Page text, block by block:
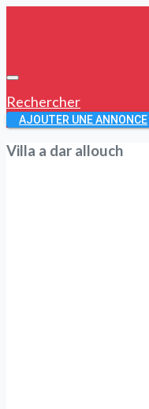
Rechercher
AJOUTER UNE ANNONCE
Villa a dar allouch